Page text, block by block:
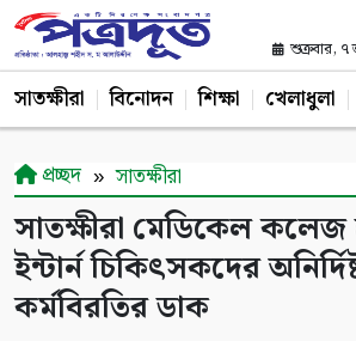
শুক্রবার, ৭
সাতক্ষীরা বিনোদন শিক্ষা খেলাধুলা
প্রচ্ছদ সাতক্ষীরা
সাতক্ষীরা মেডিকেল কলেজ
ইন্টার্ন চিকিৎসকদের
কর্মবিরতির ডাক